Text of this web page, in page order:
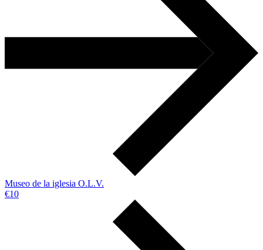
Museo de la iglesia O.L.V.
€10